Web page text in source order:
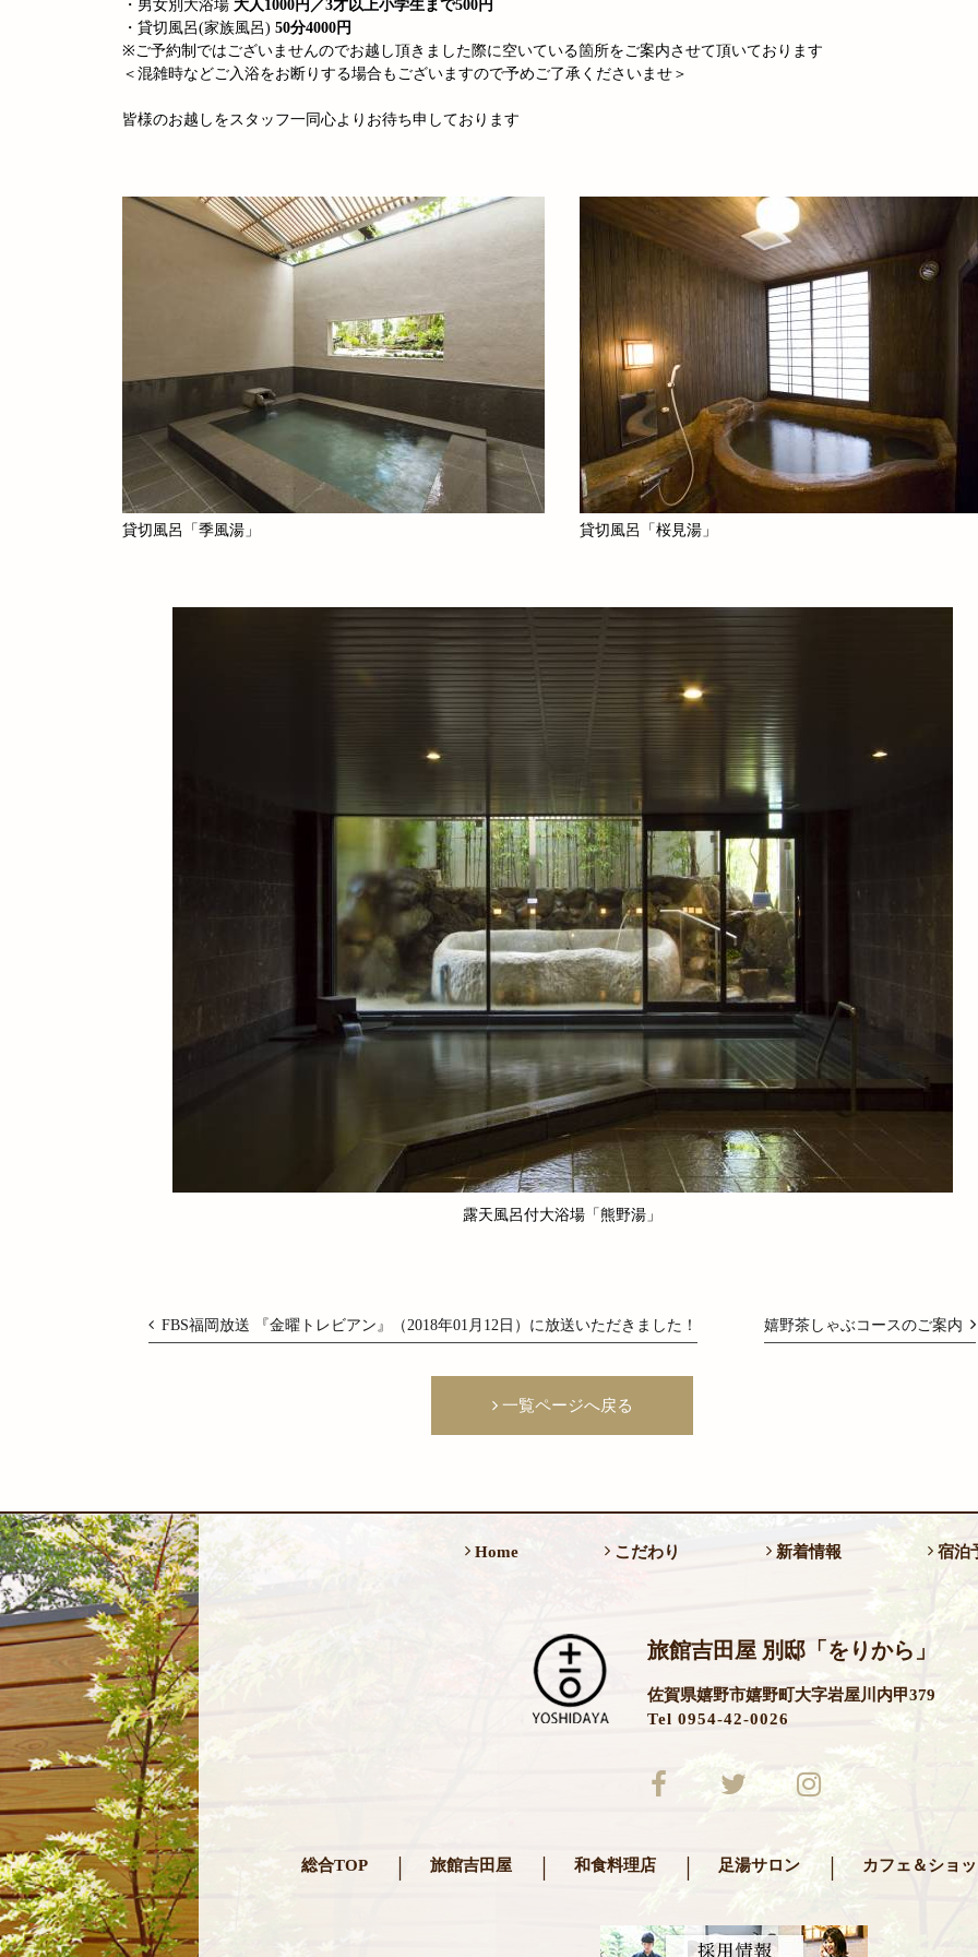
・男女別大浴場 大人1000円／3才以上小学生まで500円
・貸切風呂(家族風呂) 50分4000円
※ご予約制ではございませんのでお越し頂きました際に空いている箇所をご案内させて頂いております
＜混雑時などご入浴をお断りする場合もございますので予めご了承くださいませ＞
皆様のお越しをスタッフ一同心よりお待ち申しております
貸切風呂「季風湯」 貸切風呂「桜見湯」
露天風呂付大浴場「熊野湯」
FBS福岡放送 『金曜トレビアン』（2018年01月12日）に放送いただきました！ 嬉野茶しゃぶコースのご案内
一覧ページへ戻る
Home こだわり 新着情報 宿泊
旅館吉田屋 別邸「をりから」
佐賀県嬉野市嬉野町大字岩屋川内甲379
Tel 0954-42-0026
総合TOP 旅館吉田屋 和食料理店 足湯サロン カフェ＆ショ